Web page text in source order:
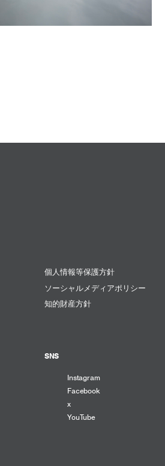
個人情報等保護方針
ソーシャルメディアポリシー
知的財産方針
SNS
Instagram
Facebook
x
YouTube